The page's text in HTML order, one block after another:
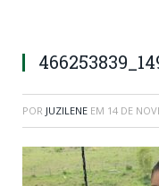
POR JUZILENE EM 14 DE